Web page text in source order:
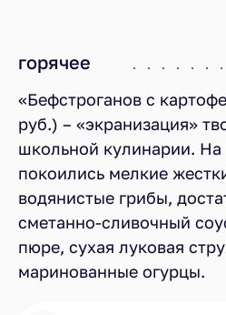
горячее
«Бефстроганов с
руб.) – «экранизация»
школьной кулинарии. На
покоились мелкие
водянистые грибы,
сметанно-сливочный
пюре, сухая луковая
маринованные огурцы.